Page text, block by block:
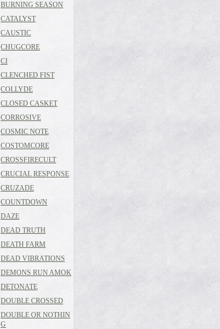
BURNING SEASON
CATALYST
CAUSTIC
CHUGCORE
CI
CLENCHED FIST
COLLYDE
CLOSED CASKET
CORROSIVE
COSMIC NOTE
COSTOMCORE
CROSSFIRECULT
CRUCIAL RESPONSE
CRUZADE
COUNTDOWN
DAZE
DEAD TRUTH
DEATH FARM
DEAD VIBRATIONS
DEMONS RUN AMOK
DETONATE
DOUBLE CROSSED
DOUBLE OR NOTHIN
G